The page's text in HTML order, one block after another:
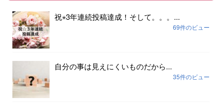
祝⋆3年連続投稿達成！そして。。。...
69件のビュー
自分の事は見えにくいものだから...
35件のビュー